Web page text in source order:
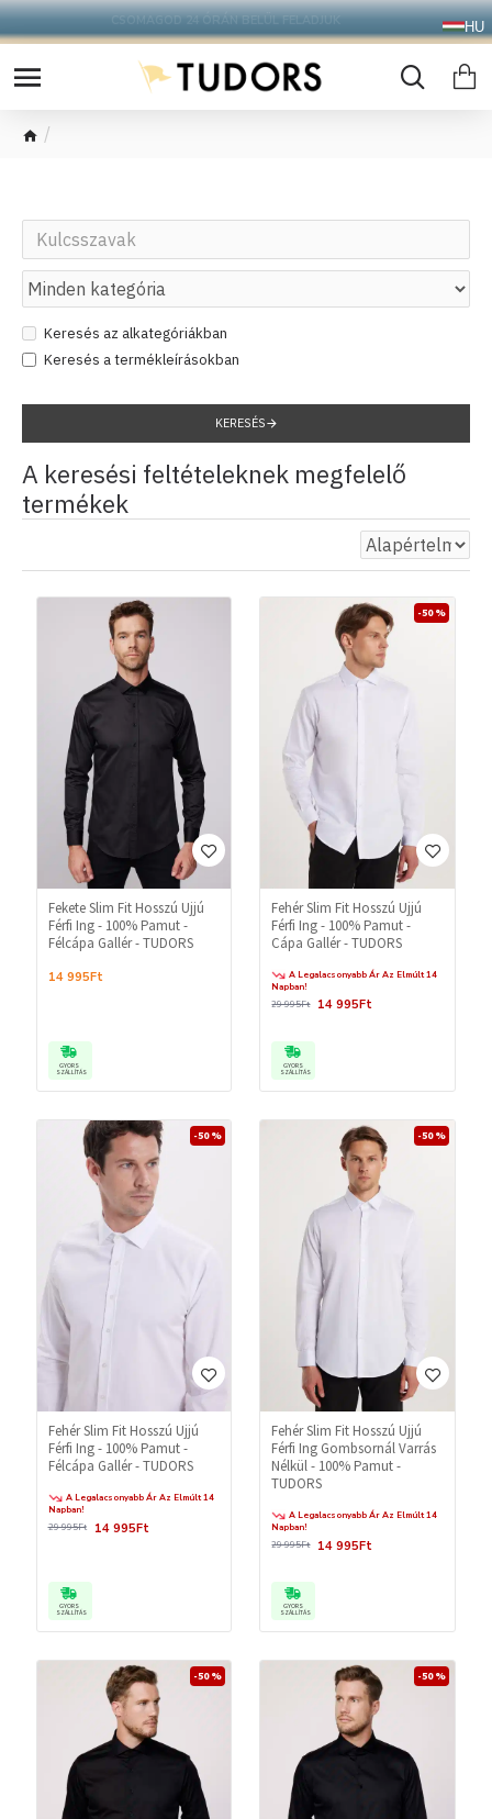
CSOMAGOD 24 ÓRÁN BELÜL FELADJUK HU
Keresés az alkategóriákban
Keresés a termékleírásokban
KERESÉS
A keresési feltételeknek megfelelő
termékek
Fekete Slim Fit Hosszú Ujjú
Férfi Ing - 100% Pamut -
Félcápa Gallér - TUDORS
14 995Ft
GYORS
SZÁLLÍTÁS
-50 %
Fehér Slim Fit Hosszú Ujjú
Férfi Ing - 100% Pamut -
Cápa Gallér - TUDORS
A Legalacsonyabb Ár Az Elmúlt 14
Napban!
14 995Ft
29 995Ft
GYORS
SZÁLLÍTÁS
-50 %
Fehér Slim Fit Hosszú Ujjú
Férfi Ing - 100% Pamut -
Félcápa Gallér - TUDORS
A Legalacsonyabb Ár Az Elmúlt 14
Napban!
14 995Ft
29 995Ft
GYORS
SZÁLLÍTÁS
-50 %
Fehér Slim Fit Hosszú Ujjú
Férfi Ing Gombsornál Varrás
Nélkül - 100% Pamut -
TUDORS
A Legalacsonyabb Ár Az Elmúlt 14
Napban!
14 995Ft
29 995Ft
GYORS
SZÁLLÍTÁS
-50 % -50 %